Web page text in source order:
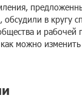
в кругу
и
можно